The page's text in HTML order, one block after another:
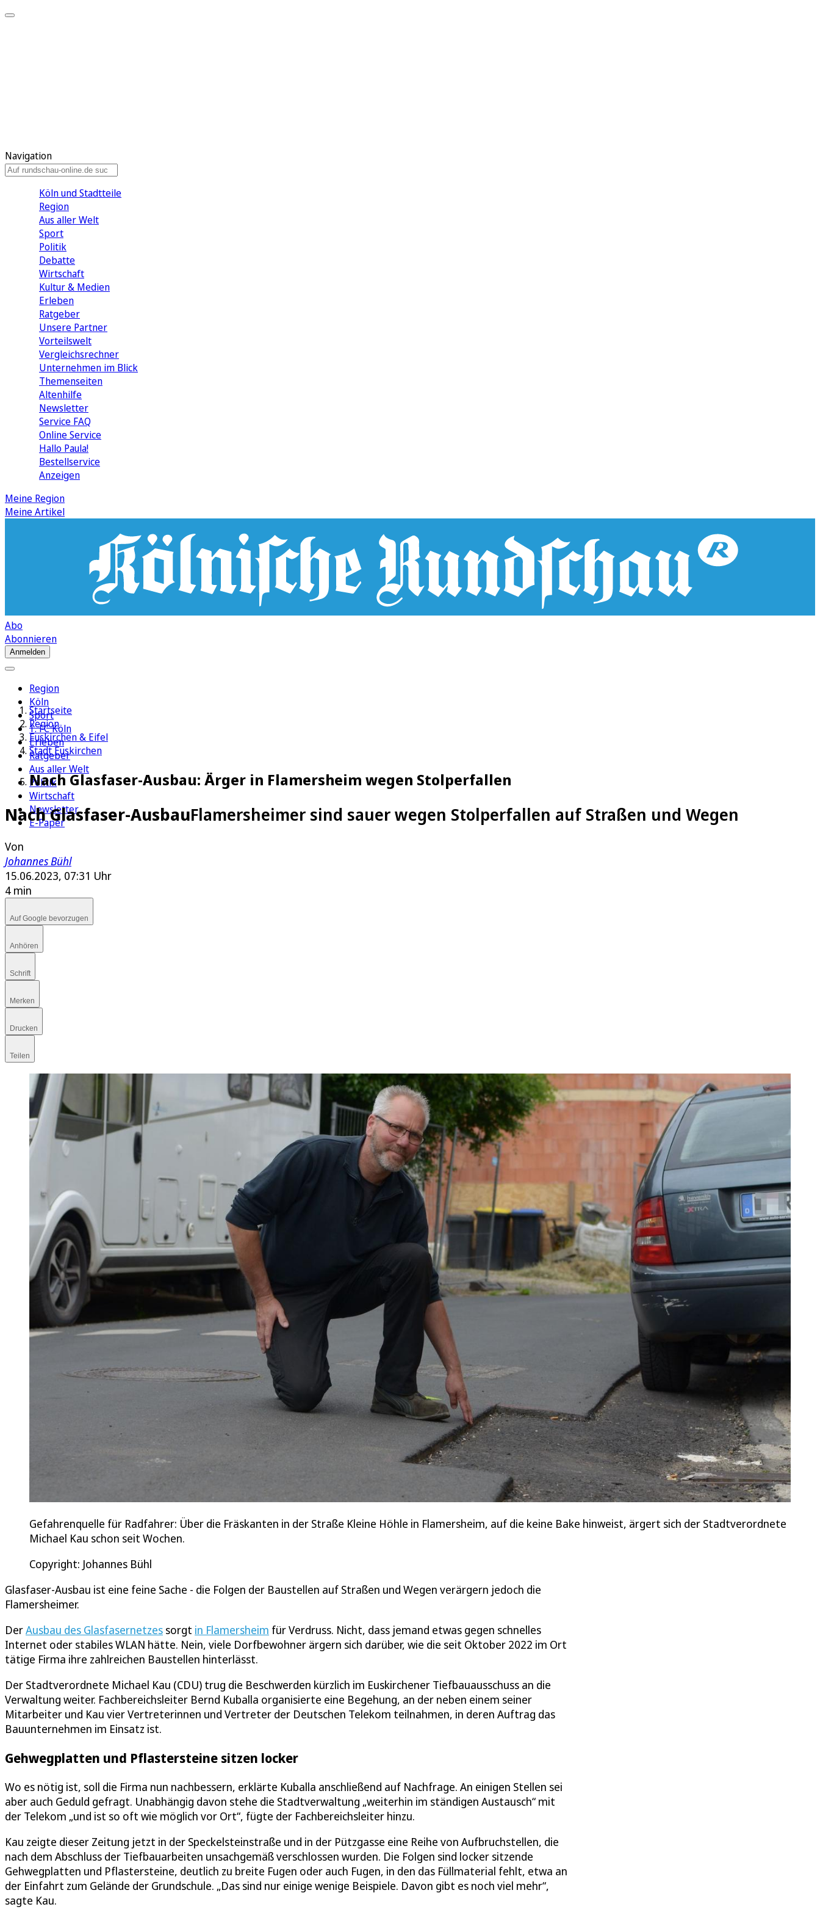
Navigation
Köln und Stadtteile
Region
Aus aller Welt
Sport
Politik
Debatte
Wirtschaft
Kultur & Medien
Erleben
Ratgeber
Unsere Partner
Vorteilswelt
Vergleichsrechner
Unternehmen im Blick
Themenseiten
Altenhilfe
Newsletter
Service FAQ
Online Service
Hallo Paula!
Bestellservice
Anzeigen
Meine Region
Meine Artikel
Abo
Abonnieren
Anmelden
Region
Köln
Sport
1. FC Köln
Erleben
Ratgeber
Aus aller Welt
Politik
Wirtschaft
Newsletter
E-Paper
Startseite
Region
Euskirchen & Eifel
Stadt Euskirchen
Nach Glasfaser-Ausbau: Ärger in Flamersheim wegen Stolperfallen
Nach Glasfaser-AusbauFlamersheimer sind sauer wegen Stolperfallen auf Straßen und Wegen
Von
Johannes Bühl
15.06.2023, 07:31 Uhr
4 min
Auf Google bevorzugen
Anhören
Schrift
Merken
Drucken
Teilen
Gefahrenquelle für Radfahrer: Über die Fräskanten in der Straße Kleine Höhle in Flamersheim, auf die keine Bake hinweist, ärgert sich der Stadtverordnete
Michael Kau schon seit Wochen.
Copyright: Johannes Bühl
Glasfaser-Ausbau ist eine feine Sache - die Folgen der Baustellen auf Straßen und Wegen verärgern jedoch die
Flamersheimer.
DerAusbau des Glasfasernetzes sorgt in Flamersheim für Verdruss. Nicht, dass jemand etwas gegen schnelles
Internet oder stabiles WLAN hätte. Nein, viele Dorfbewohner ärgern sich darüber, wie die seit Oktober 2022 im Ort
tätige Firma ihre zahlreichen Baustellen hinterlässt.
Der Stadtverordnete Michael Kau (CDU) trug die Beschwerden kürzlich im Euskirchener Tiefbauausschuss an die
Verwaltung weiter. Fachbereichsleiter Bernd Kuballa organisierte eine Begehung, an der neben einem seiner
Mitarbeiter und Kau vier Vertreterinnen und Vertreter der Deutschen Telekom teilnahmen, in deren Auftrag das
Bauunternehmen im Einsatz ist.
Gehwegplatten und Pflastersteine sitzen locker
Wo es nötig ist, soll die Firma nun nachbessern, erklärte Kuballa anschließend auf Nachfrage. An einigen Stellen sei
aber auch Geduld gefragt. Unabhängig davon stehe die Stadtverwaltung „weiterhin im ständigen Austausch“ mit
der Telekom „und ist so oft wie möglich vor Ort“, fügte der Fachbereichsleiter hinzu.
Kau zeigte dieser Zeitung jetzt in der Speckelsteinstraße und in der Pützgasse eine Reihe von Aufbruchstellen, die
nach dem Abschluss der Tiefbauarbeiten unsachgemäß verschlossen wurden. Die Folgen sind locker sitzende
Gehwegplatten und Pflastersteine, deutlich zu breite Fugen oder auch Fugen, in den das Füllmaterial fehlt, etwa an
der Einfahrt zum Gelände der Grundschule. „Das sind nur einige wenige Beispiele. Davon gibt es noch viel mehr“,
sagte Kau.